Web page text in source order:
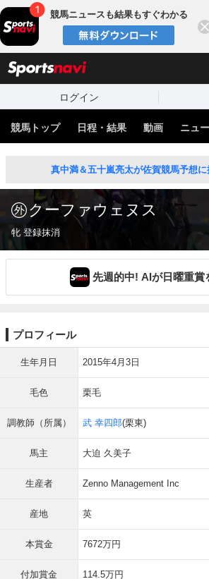
競馬ニュースも結果もすぐわかる
ログイン
競馬トップ 日程・結果 動画 ニュ
真中満＆五十嵐亮太が佐賀競馬予想に
クーファウェヌス
牝 登録抹消
先週的中! AIが日曜重賞
プロフィール
生年月日 2015年4月3日
毛色 栗毛
調教師（所属） 武 幸四郎(栗東)
馬主 大迫 久美子
生産者 Zenno Management Inc
産地 英
本賞金 7672万円
付加賞金 114.5万円